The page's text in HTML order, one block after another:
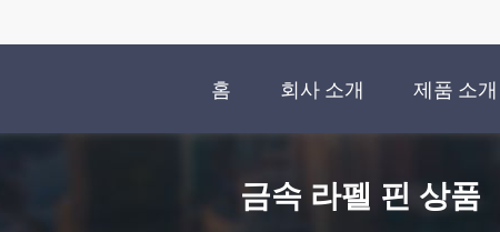
홈 회사 소개 제품 소개
금속 라펠 핀 상품